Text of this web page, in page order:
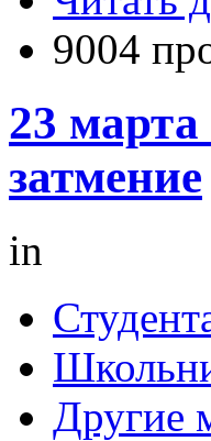
9004
23 марта
затмение
in
Другие